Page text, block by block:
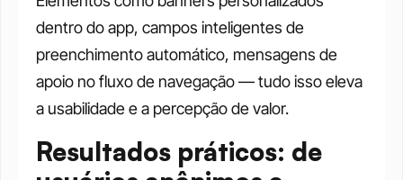
dentro do app, campos inteligentes de
preenchimento automático, mensagens de
apoio no fluxo de navegação — tudo isso eleva
a usabilidade e a percepção de valor.
Resultados práticos: de